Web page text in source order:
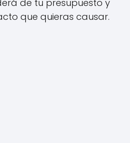
de tu presupuesto y
que quieras causar.